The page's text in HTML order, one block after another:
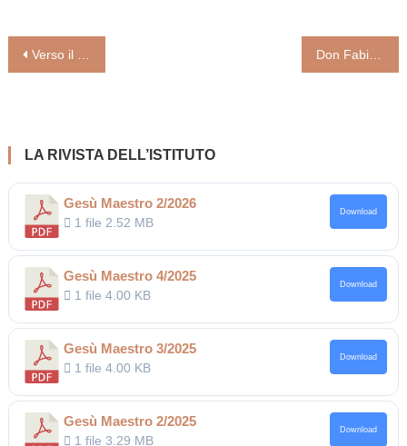
Navigazione
Verso il Natale. Come vivere l’Avvento, tempo di speranza oltre le paure del Covid Don Fabio Rosini: la speranza è vivere con lo Spirito Santo, non salute e lavoro
LA RIVISTA DELL’ISTITUTO
Gesù Maestro 2/2026
1 file2.52 MB
Download
Gesù Maestro 4/2025
1 file4.00 KB
Download
Gesù Maestro 3/2025
1 file4.00 KB
Download
Gesù Maestro 2/2025
1 file3.29 MB
Download